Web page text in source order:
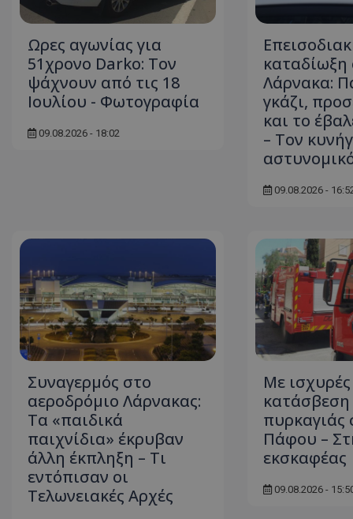
Ωρες αγωνίας για
51χρονο Darko: Τον
ψάχνουν από τις 18
Ιουλίου - Φωτογραφία
09.08.2026 - 18:02
καταδίωξη
Λάρνακα:
γκάζι,
και το
– Τον
09.08.2026 -
Συναγερμός στο
αεροδρόμιο Λάρνακας:
Τα «παιδικά
παιχνίδια» έκρυβαν
άλλη έκπληξη – Τι
εντόπισαν οι
Τελωνειακές Αρχές
Με
κατάσβεση
πυρκαγιάς
Πάφου –
εκσκαφέας
09.08.2026 -
__cf_bm
__cf_bm
msToken